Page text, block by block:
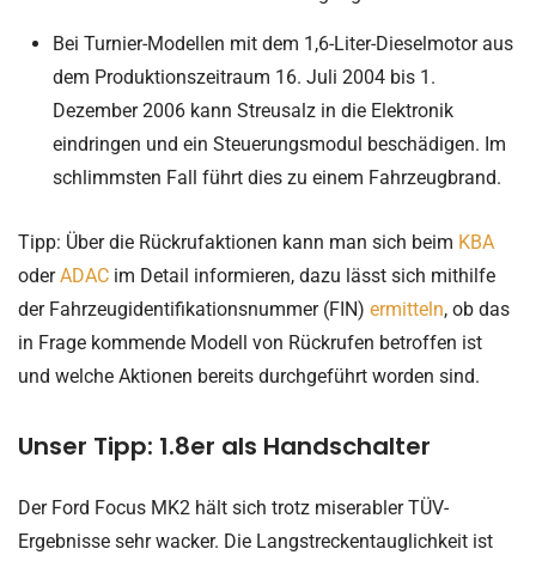
Bei Turnier-Modellen mit dem 1,6-Liter-Dieselmotor aus
dem Produktionszeitraum 16. Juli 2004 bis 1.
Dezember 2006 kann Streusalz in die Elektronik
eindringen und ein Steuerungsmodul beschädigen. Im
schlimmsten Fall führt dies zu einem Fahrzeugbrand.
Tipp: Über die Rückrufaktionen kann man sich beim KBA
oderADAC im Detail informieren, dazu lässt sich mithilfe
der Fahrzeugidentifikationsnummer (FIN) ermitteln, ob das
in Frage kommende Modell von Rückrufen betroffen ist
und welche Aktionen bereits durchgeführt worden sind.
Unser Tipp: 1.8er als Handschalter
Der Ford Focus MK2 hält sich trotz miserabler TÜV-
Ergebnisse sehr wacker. Die Langstreckentauglichkeit ist